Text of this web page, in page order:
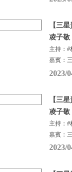
【三
凌子敬 |
主持：#
嘉賓：
2023/
【三
凌子敬 |
主持：#
嘉賓：
2023/